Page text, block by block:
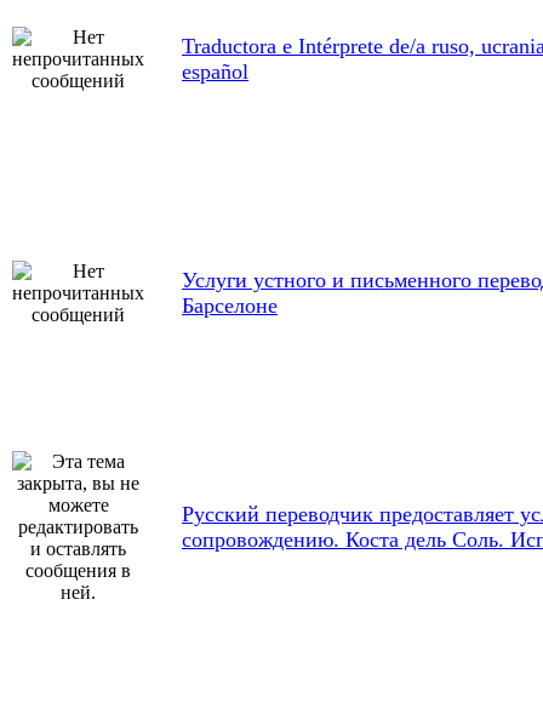
Traductora e Intérprete de/a ruso,
español
Услуги устного и письменного
Барселоне
Русский переводчик предоставляет
сопровождению. Коста дель Соль.